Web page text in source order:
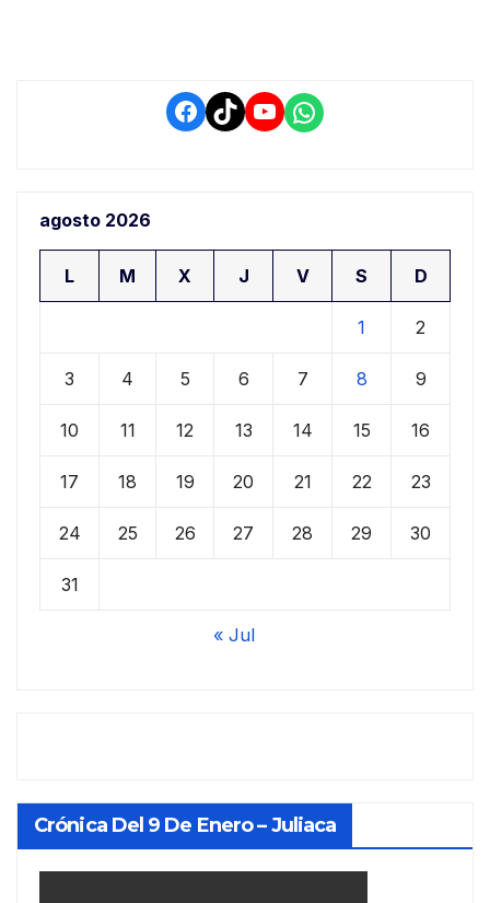
Facebook
TikTokYouTube
WhatsApp
agosto 2026
L M X J V S D
1 2
3 4 5 6 7 8 9
10 11 12 13 14 15 16
17 18 19 20 21 22 23
24 25 26 27 28 29 30
31
« Jul
Crónica Del 9 De Enero – Juliaca